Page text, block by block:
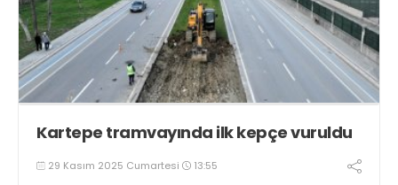
Kartepe tramvayında ilk kepçe vuruldu
29 Kasım 2025 Cumartesi 13:55